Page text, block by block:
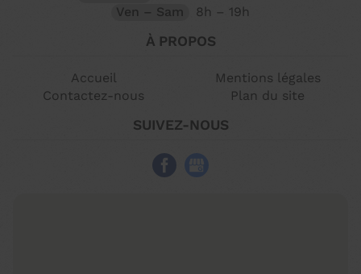
Ven – Sam
8h – 19h
À PROPOS
Accueil
Contactez-nous
Mentions légales
Plan du site
SUIVEZ-NOUS